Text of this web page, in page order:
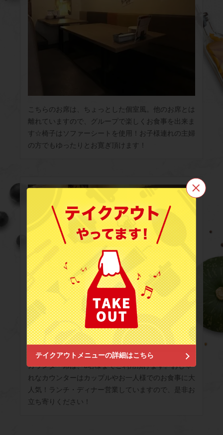
テイクアウトメニューの詳細はこちら
こちらのお席は、ちょっとした個室風。他のお席とは
離れていますので、グループで楽しくお食事を出来ま
す☆椅子はソファーシートを使用！お子様連れの主婦
の方でもゆったりとお寛ぎ頂けます！
カウンター席は、6名様までご利用頂けます。おしゃ
れなカウンターはカップルやお一人様でのお食事に大
人気！ランチ・ディナー営業していますので、是非お
立ち寄りください！
この店舗情報をシェアする
駅前イタリア食堂 CIN CIN
愛知県東海市加木屋町１-3
https://cincin.owst.jp/
お店情報をコピー
閉じる